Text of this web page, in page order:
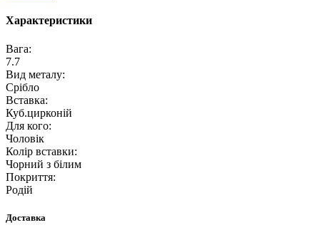
Характеристики
Вага:
7.7
Вид металу:
Срібло
Вставка:
Куб.цирконій
Для кого:
Чоловік
Колір вставки:
Чорний з білим
Покриття:
Родій
Доставка